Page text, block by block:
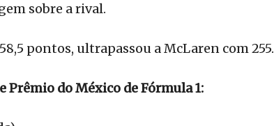
sobre a rival.
pontos, ultrapassou a McLaren com 255.
do México de Fórmula 1: